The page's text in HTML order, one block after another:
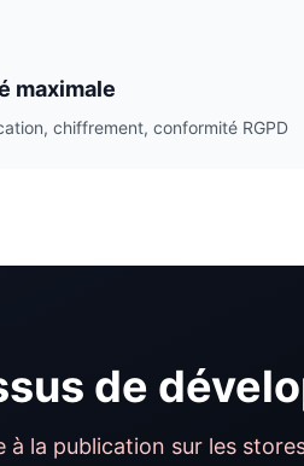
maximale
chiffrement, conformité RGPD
de
à la publication sur les